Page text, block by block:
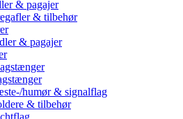
& pagajer
& tilbehør
& pagajer
humør & signalflag
& tilbehør